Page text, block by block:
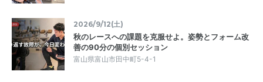
2026/9/12(土)
秋のレースへの課題を克服せよ。姿勢とフォーム改
善の90分の個別セッション
富山県富山市田中町5-4-1